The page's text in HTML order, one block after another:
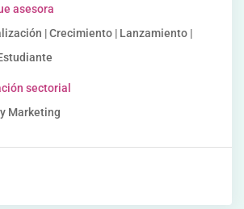
asesora
| Crecimiento | Lanzamiento |
sectorial
Marketing